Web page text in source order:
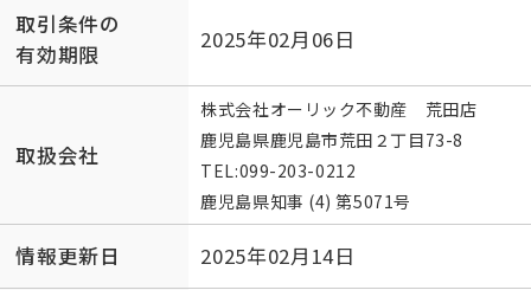
取引条件の
有効期限
2025年02月06日
取扱会社
株式会社オーリック不動産 荒田店
鹿児島県鹿児島市荒田２丁目73-8
TEL:099-203-0212
鹿児島県知事 (4) 第5071号
情報更新日 2025年02月14日